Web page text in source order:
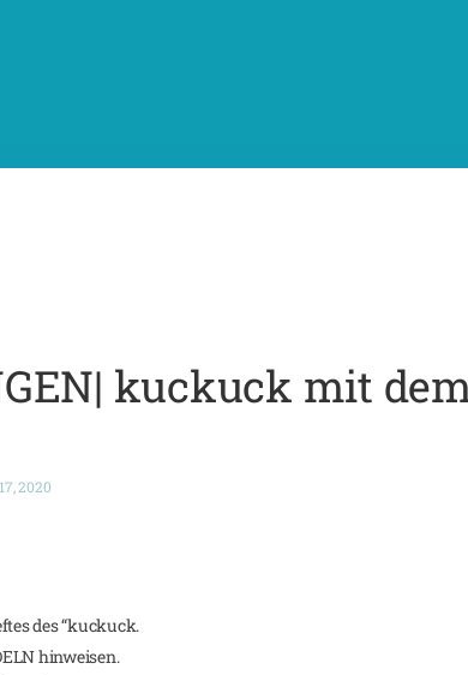
kuckuck mit
2020
des “kuckuck.
hinweisen.